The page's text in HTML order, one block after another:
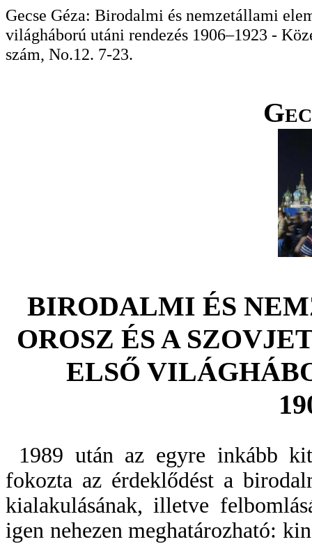
Gecse Géza: Birodalmi és nemzetállami
világháború utáni rendezés 1906–1923 -
szám, No.12. 7-23.
BIRODALMI ÉS
OROSZ ÉS A
ELSŐ
1989 után az egyre inkább
fokozta az érdeklődést a
kialakulásának, illetve
igen nehezen meghatározható: